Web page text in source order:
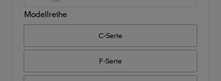
Modellreihe
C-Serie
F-Serie